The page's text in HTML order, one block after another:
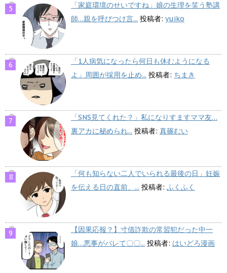
「家庭環境のせいですね」娘の生理を笑う塾講
師…親を呼びつけ言... 投稿者: yuiko
「1人病気になったら何日も休むようになる
よ」周囲が採用を止め... 投稿者: ちまき
「SNS見てくれた？」私になりすますママ友…
裏アカに秘められ... 投稿者: 真篠むい
「何も知らない二人でいられる最後の日」妊娠
を伝える日の直前、... 投稿者: ふくふく
【因果応報？】寸借詐欺の常習犯だった中一
娘…悪事がバレて〇〇... 投稿者: はいどろ漫画